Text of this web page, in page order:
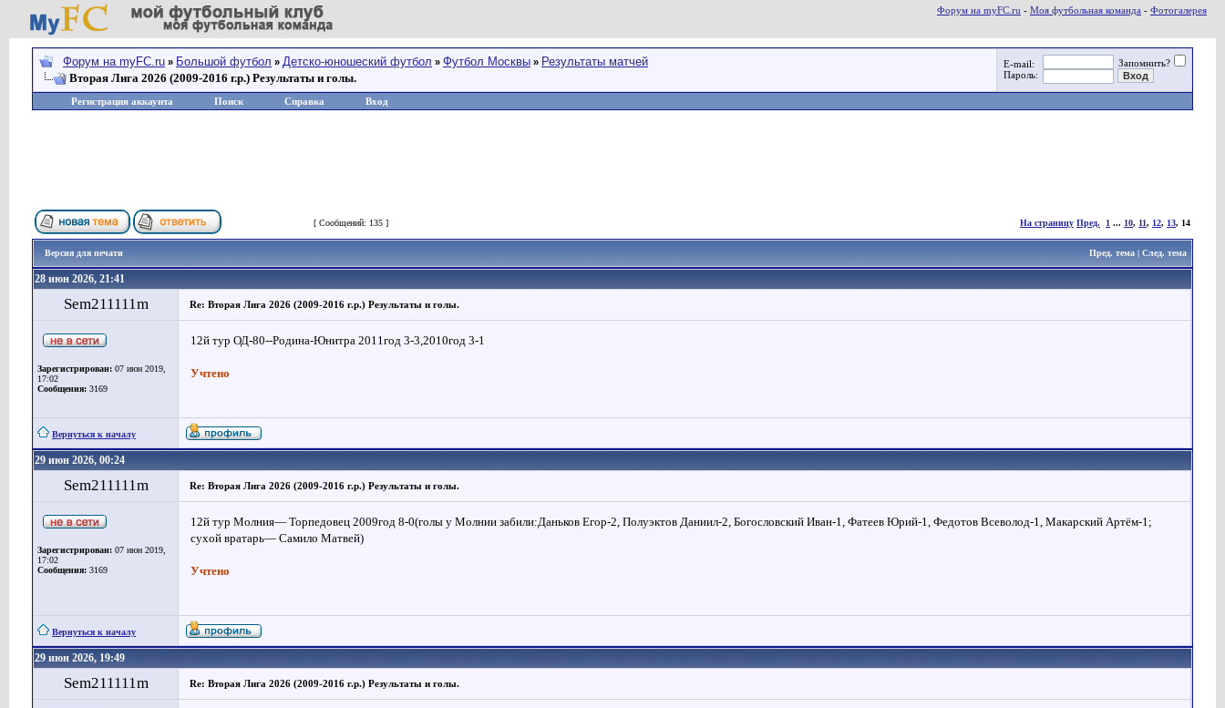
Форум на myFC.ru - Моя футбольная команда - Фотогалерея
Форум на myFC.ru » Большой футбол » Детско-юношеский футбол » Футбол Москвы » Результаты матчей
Вторая Лига 2026 (2009-2016 г.р.) Результаты и голы.
E-mail:
Пароль:
Запомнить?
Регистрация аккаунта Поиск Справка Вход
[ Сообщений: 135 ] На страницу Пред. 1 ... 10, 11, 12, 13, 14
Версия для печати Пред. тема | След. тема
28 июн 2026, 21:41
Sem211111m Re: Вторая Лига 2026 (2009-2016 г.р.) Результаты и голы.
Зарегистрирован: 07 июн 2019,
17:02
Сообщения: 3169
12й тур ОД-80--Родина-Юнитра 2011год 3-3,2010год 3-1
Учтено
Вернуться к началу
29 июн 2026, 00:24
Sem211111m Re: Вторая Лига 2026 (2009-2016 г.р.) Результаты и голы.
Зарегистрирован: 07 июн 2019,
17:02
Сообщения: 3169
12й тур Молния— Торпедовец 2009год 8-0(голы у Молнии забили:Даньков Егор-2, Полуэктов Даниил-2, Богословский Иван-1, Фатеев Юрий-1, Федотов Всеволод-1, Макарский Артём-1;
сухой вратарь— Самило Матвей)
Учтено
Вернуться к началу
29 июн 2026, 19:49
Sem211111m Re: Вторая Лига 2026 (2009-2016 г.р.) Результаты и голы.